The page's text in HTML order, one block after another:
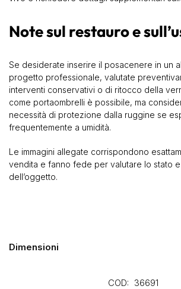
Note sul restauro e
Se desiderate inserire il posacenere in un
progetto professionale, valutate
interventi conservativi o di ritocco della
come portaombrelli è possibile, ma
necessità di protezione dalla ruggine se
frequentemente a umidità.
Le immagini allegate corrispondono
vendita e fanno fede per valutare lo stato
dell’oggetto.
Dimensioni
COD: 36691